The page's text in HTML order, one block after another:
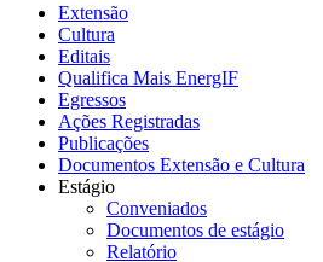
Extensão
Cultura
Editais
Qualifica Mais EnergIF
Egressos
Ações Registradas
Publicações
Documentos Extensão e Cultura
Estágio
Conveniados
Documentos de estágio
Relatório